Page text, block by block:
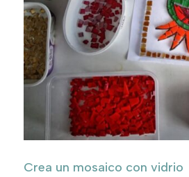
Crea un mosaico con vidrio